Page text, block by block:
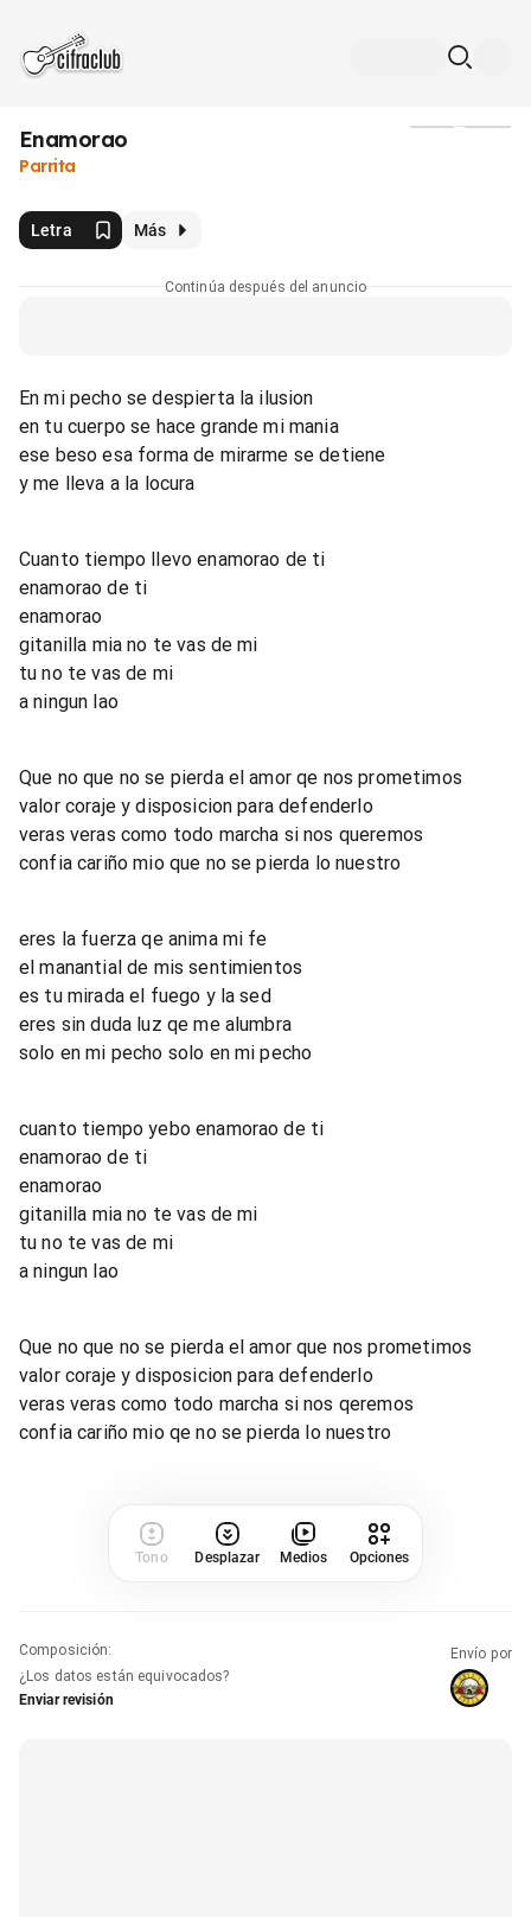
Enamorao
Parrita
Letra Más
Continúa después del anuncio
En mi pecho se despierta la ilusion
en tu cuerpo se hace grande mi mania
ese beso esa forma de mirarme se detiene
y me lleva a la locura
Cuanto tiempo llevo enamorao de ti
enamorao de ti
enamorao
gitanilla mia no te vas de mi
tu no te vas de mi
a ningun lao
Que no que no se pierda el amor qe nos prometimos
valor coraje y disposicion para defenderlo
veras veras como todo marcha si nos queremos
confia cariño mio que no se pierda lo nuestro
eres la fuerza qe anima mi fe
el manantial de mis sentimientos
es tu mirada el fuego y la sed
eres sin duda luz qe me alumbra
solo en mi pecho solo en mi pecho
cuanto tiempo yebo enamorao de ti
enamorao de ti
enamorao
gitanilla mia no te vas de mi
tu no te vas de mi
a ningun lao
Que no que no se pierda el amor que nos prometimos
valor coraje y disposicion para defenderlo
veras veras como todo marcha si nos qeremos
confia cariño mio qe no se pierda lo nuestro
Tono Desplazar Medios Opciones
Composición:
¿Los datos están equivocados?
Enviar revisión
Envío por